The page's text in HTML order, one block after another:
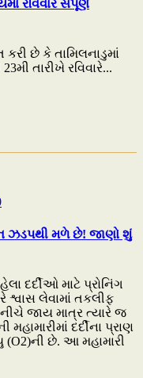
રવિવારે સંપૂર્ણ
છે કે તામિલનાડુમાં
તારીખે રવિવારે...
ઝડપથી મળે છે! જાણો શું
દર્દીઓ માટે પ્રોનિંગ
શ્વાસ લેવામાં તકલીફ
જાય માત્ર ત્યારે જ
દર્દીના પ્રાણ
છે. આ મહામારી